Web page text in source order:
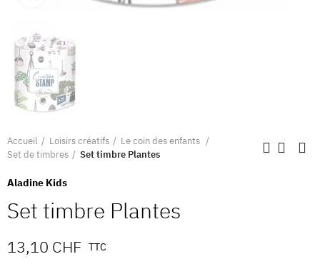
Accueil Loisirs créatifs
Le coin des enfants
Set de timbres
Set timbre Plantes
Aladine Kids
Set timbre Plantes
13,10 CHF TTC